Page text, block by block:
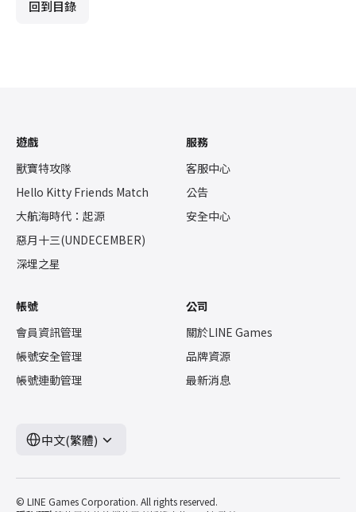
回到目錄
遊戲
獸寶特攻隊
Hello Kitty Friends Match
大航海時代：起源
惡月十三(UNDECEMBER)
深埋之星
服務
客服中心
公告
安全中心
帳號
會員資訊管理
帳號安全管理
帳號連動管理
公司
關於LINE Games
品牌資源
最新消息
中文(繁體)
© LINE Games Corporation. All rights reserved.